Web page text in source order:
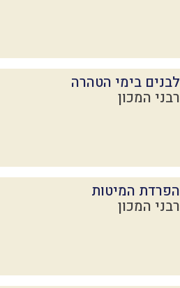
לבנים בימי הטהרה
רבני המכון
הפרדת המיטות
רבני המכון